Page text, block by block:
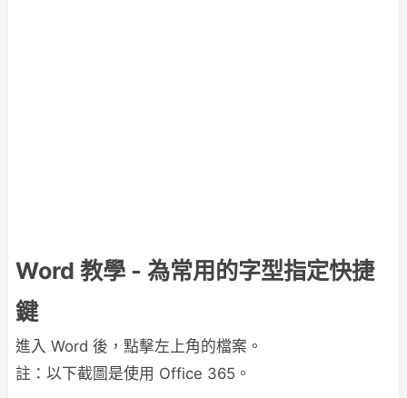
Word 教學 - 為常用的字型指定快捷
鍵
進入 Word 後，點擊左上角的檔案。
註：以下截圖是使用 Office 365。